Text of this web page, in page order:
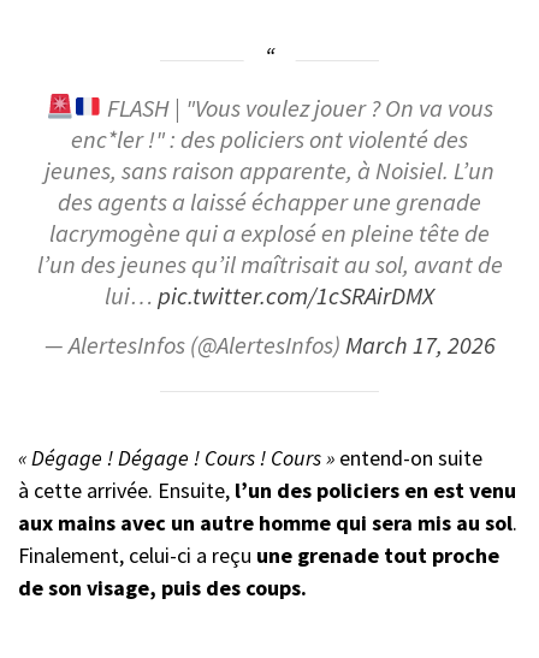
FLASH | "Vous voulez jouer ? On va vous
enc*ler !" : des policiers ont violenté des
jeunes, sans raison apparente, à Noisiel. L’un
des agents a laissé échapper une grenade
lacrymogène qui a explosé en pleine tête de
l’un des jeunes qu’il maîtrisait au sol, avant de
lui…pic.twitter.com/1cSRAirDMX
— AlertesInfos (@AlertesInfos)March 17, 2026
« Dégage ! Dégage ! Cours ! Cours » entend-on suite
à cette arrivée. Ensuite, l’un des policiers en est venu
aux mains avec un autre homme qui sera mis au sol.
Finalement, celui-ci a reçu une grenade tout proche
de son visage, puis des coups.